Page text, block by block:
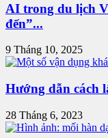
AI trong du lịch
đến”...
9 Tháng 10, 2025
Hướng dẫn cách
28 Tháng 6, 2023